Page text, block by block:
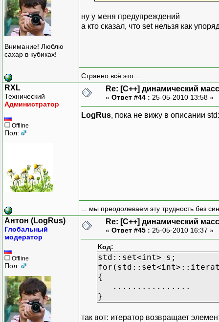
Внимание! Люблю
сахар в кубиках!
ну у меня предупреждений
а кто сказал, что set нельзя как
Странно всё это....
RXL
Технический
Администратор
Offline
Пол:
Re: [C++] динамический
« Ответ #44 : 25-05-2010 13:58 »
LogRus, пока не вижу в описании
... мы преодолеваем эту трудность без
Антон (LogRus)
Глобальный
модератор
Offline
Пол:
Re: [C++] динамический
« Ответ #45 : 25-05-2010 16:37 »
Код:
std::set<int> s;
{
................
}
так вот: итератор возвращает